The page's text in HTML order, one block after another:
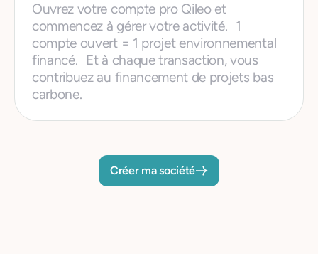
Ouvrez votre compte pro Qileo et
commencez à gérer votre activité. 1
compte ouvert = 1 projet environnemental
financé. Et à chaque transaction, vous
contribuez au financement de projets bas
carbone.
Créer ma société